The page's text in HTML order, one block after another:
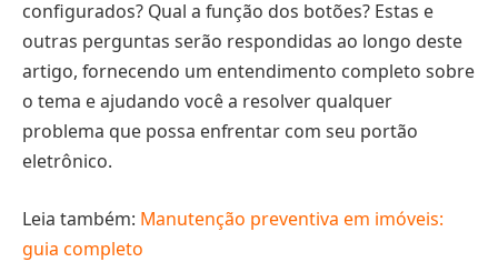
configurados? Qual a função dos botões? Estas e
outras perguntas serão respondidas ao longo deste
artigo, fornecendo um entendimento completo sobre
o tema e ajudando você a resolver qualquer
problema que possa enfrentar com seu portão
eletrônico.
Leia também: Manutenção preventiva em imóveis:
guia completo